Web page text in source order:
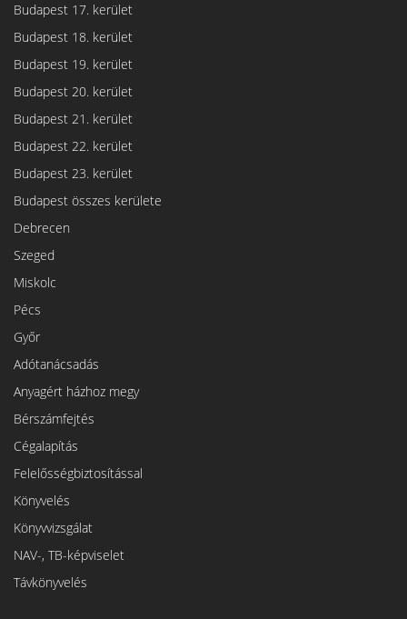
Budapest 17. kerület
Budapest 18. kerület
Budapest 19. kerület
Budapest 20. kerület
Budapest 21. kerület
Budapest 22. kerület
Budapest 23. kerület
Budapest összes kerülete
Debrecen
Szeged
Miskolc
Pécs
Győr
Adótanácsadás
Anyagért házhoz megy
Bérszámfejtés
Cégalapítás
Felelősségbiztosítással
Könyvelés
Könyvvizsgálat
NAV-, TB-képviselet
Távkönyvelés